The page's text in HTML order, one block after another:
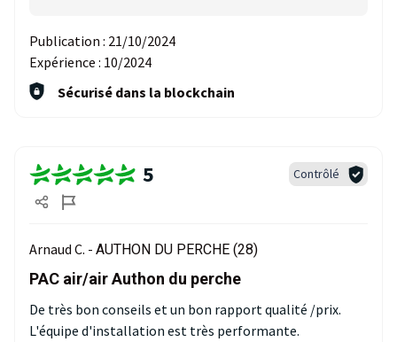
Publication : 21/10/2024
Expérience : 10/2024
Sécurisé dans la blockchain
5 Contrôlé
Arnaud C. - AUTHON DU PERCHE (28)
PAC air/air Authon du perche
De très bon conseils et un bon rapport qualité /prix.
L'équipe d'installation est très performante.